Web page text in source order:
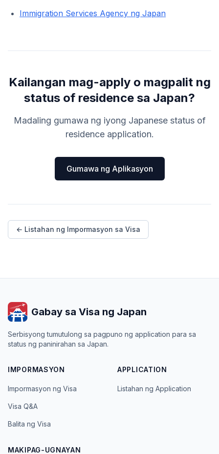
Immigration Services Agency ng Japan
Kailangan mag-apply o magpalit ng
status of residence sa Japan?
Madaling gumawa ng iyong Japanese status of
residence application.
Gumawa ng Aplikasyon
← Listahan ng Impormasyon sa Visa
Gabay sa Visa ng Japan
Serbisyong tumutulong sa pagpuno ng application para sa
status ng paninirahan sa Japan.
IMPORMASYON
Impormasyon ng Visa
Visa Q&A
Balita ng Visa
APPLICATION
Listahan ng Application
MAKIPAG-UGNAYAN